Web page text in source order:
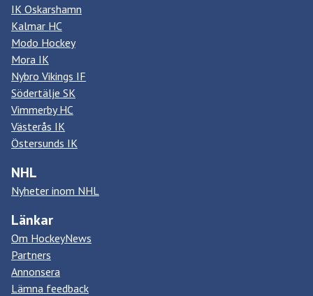
IK Oskarshamn
Kalmar HC
Modo Hockey
Mora IK
Nybro Vikings IF
Södertälje SK
Vimmerby HC
Västerås IK
Östersunds IK
NHL
Nyheter inom NHL
Länkar
Om HockeyNews
Partners
Annonsera
Lämna feedback